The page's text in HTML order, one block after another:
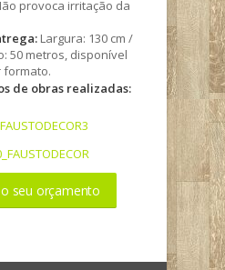
provoca irritação da
Largura: 130 cm /
50 metros, disponível
formato.
de obras realizadas:
seu orçamento